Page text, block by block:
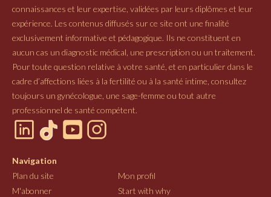
connaissances et leur expertise, validées par leurs diplômes et leur
expérience. Les contenus diffusés sur ce site ont une finalité
exclusivement informative et pédagogique. Ils ne constituent en
aucun cas un diagnostic médical, une prescription ou un traitement.
Pour toute question relative à votre santé, et en particulier dans le
cadre d’affections liées à la fertilité ou à la santé intime, consultez
toujours un gynécologue, une sage-femme ou tout autre
professionnel de santé compétent.
Navigation
Plan du site
Mon profil
M'abonner
Start with why